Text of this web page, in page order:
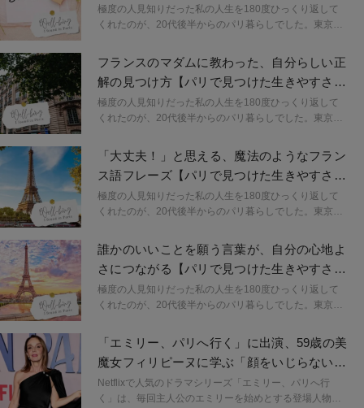
ヒント】
極度の人見知りだった私の人生を180度ひっくり返して
くれたのが、20代後半からのパリ暮らしでした。東京で
会いの数々。本連載「パリで見つけた生きやすさのヒン
ト」では、パリでたくさんの人や出来事から教わった、
気持ちが少し楽になる生きやすさのヒントをご紹介。
フランスのマダムに教わった、自分らしい正
解の見つけ方【パリで見つけた生きやすさの
ヒント】
極度の人見知りだった私の人生を180度ひっくり返して
くれたのが、20代後半からのパリ暮らしでした。東京で
会いの数々。本連載「パリで見つけた生きやすさのヒン
ト」では、パリでたくさんの人や出来事から教わった、
気持ちが少し楽になる生きやすさのヒントをご紹介。
「大丈夫！」と思える、魔法のようなフラン
ス語フレーズ【パリで見つけた生きやすさの
ヒント】
極度の人見知りだった私の人生を180度ひっくり返して
くれたのが、20代後半からのパリ暮らしでした。東京で
会いの数々。本連載「パリで見つけた生きやすさのヒン
ト」では、パリでたくさんの人や出来事から教わった、
気持ちが少し楽になる生きやすさのヒントをご紹介しま
す。
誰かのいいことを願う言葉が、自分の心地よ
さにつながる【パリで見つけた生きやすさの
ヒント】
極度の人見知りだった私の人生を180度ひっくり返して
くれたのが、20代後半からのパリ暮らしでした。東京で
会いの数々。本連載「パリで見つけた生きやすさのヒン
ト」では、パリでたくさんの人や出来事から教わった、
気持ちが少し楽になる生きやすさのヒントをご紹介しま
す。
「エミリー、パリへ行く」に出演、59歳の美
魔女フィリピーヌに学ぶ「顔をいじらない」
美容哲学とは
Netflixで人気のドラマシリーズ「エミリー、パリへ行
く」は、毎回主人公のエミリーを始めとする登場人物た